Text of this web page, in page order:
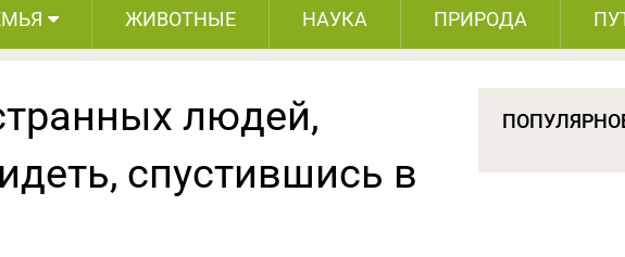
ЖИВОТНЫЕ НАУКА ПРИРОДА
людей,
спустившись в